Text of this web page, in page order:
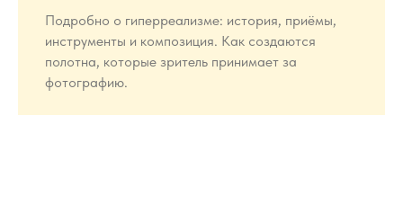
Подробно о гиперреализме: история, приёмы,
инструменты и композиция. Как создаются
полотна, которые зритель принимает за
фотографию.